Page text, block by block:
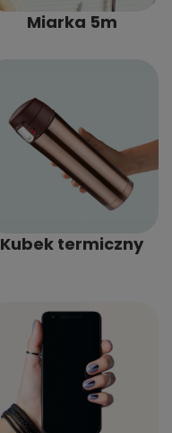
Miarka 5m
Kubek termiczny